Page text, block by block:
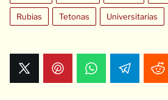
Rubias Tetonas Universitarias